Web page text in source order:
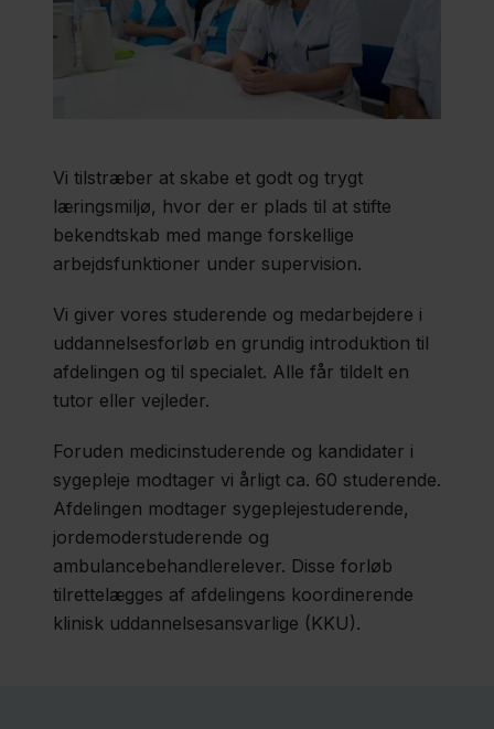
Uddannelse
Nyheder
Fagfolk
Vi tilstræber at skabe et godt og trygt
læringsmiljø, hvor der er plads til at stifte
bekendtskab med mange forskellige
arbejdsfunktioner under supervision.
Vi giver vores studerende og medarbejdere i
uddannelsesforløb en grundig introduktion til
afdelingen og til specialet. Alle får tildelt en
tutor eller vejleder.
Foruden medicinstuderende og kandidater i
sygepleje modtager vi årligt ca. 60 studerende.
Afdelingen modtager sygeplejestuderende,
jordemoderstuderende og
ambulancebehandlerelever. Disse forløb
tilrettelægges af afdelingens koordinerende
klinisk uddannelsesansvarlige (KKU).